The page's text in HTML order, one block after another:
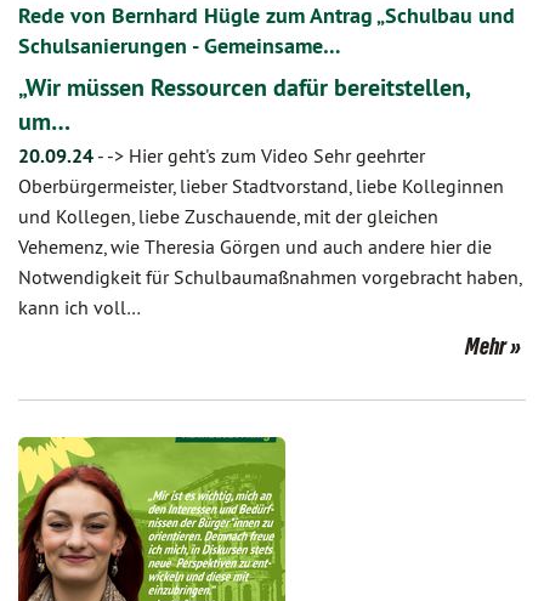
Rede von Bernhard Hügle zum Antrag „Schulbau und
Schulsanierungen - Gemeinsame…
„Wir müssen Ressourcen dafür bereitstellen,
um…
20.09.24 - -> Hier geht's zum Video Sehr geehrter
Oberbürgermeister, lieber Stadtvorstand, liebe Kolleginnen
und Kollegen, liebe Zuschauende, mit der gleichen
Vehemenz, wie Theresia Görgen und auch andere hier die
Notwendigkeit für Schulbaumaßnahmen vorgebracht haben,
kann ich voll…
Mehr